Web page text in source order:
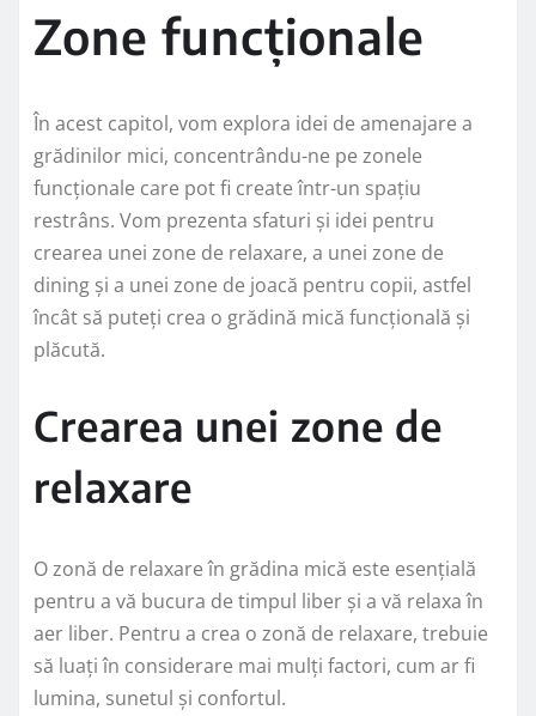
Zone funcționale
În acest capitol, vom explora idei de amenajare a
grădinilor mici, concentrându-ne pe zonele
funcționale care pot fi create într-un spațiu
restrâns. Vom prezenta sfaturi și idei pentru
crearea unei zone de relaxare, a unei zone de
dining și a unei zone de joacă pentru copii, astfel
încât să puteți crea o grădină mică funcțională și
plăcută.
Crearea unei zone de
relaxare
O zonă de relaxare în grădina mică este esențială
pentru a vă bucura de timpul liber și a vă relaxa în
aer liber. Pentru a crea o zonă de relaxare, trebuie
să luați în considerare mai mulți factori, cum ar fi
lumina, sunetul și confortul.